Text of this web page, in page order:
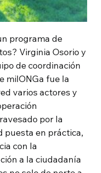
programa de
Virginia Osorio y
de coordinación
milONGa fue la
varios actores y
por la
puesta en práctica,
con la
a la ciudadanía